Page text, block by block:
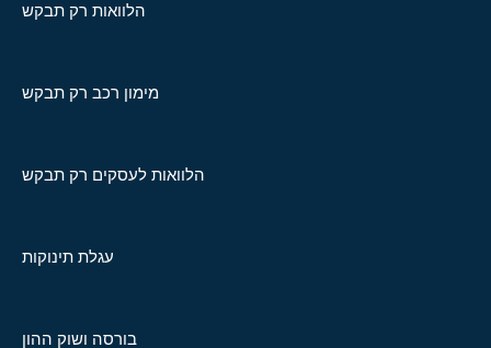
הלוואות רק תבקש
מימון רכב רק תבקש
הלוואות לעסקים רק תבקש
עגלת תינוקות
בורסה ושוק ההון